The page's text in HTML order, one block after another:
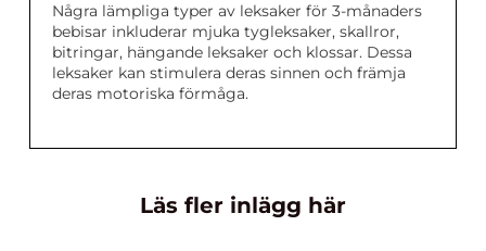
Några lämpliga typer av leksaker för 3-månaders
bebisar inkluderar mjuka tygleksaker, skallror,
bitringar, hängande leksaker och klossar. Dessa
leksaker kan stimulera deras sinnen och främja
deras motoriska förmåga.
Läs fler inlägg här